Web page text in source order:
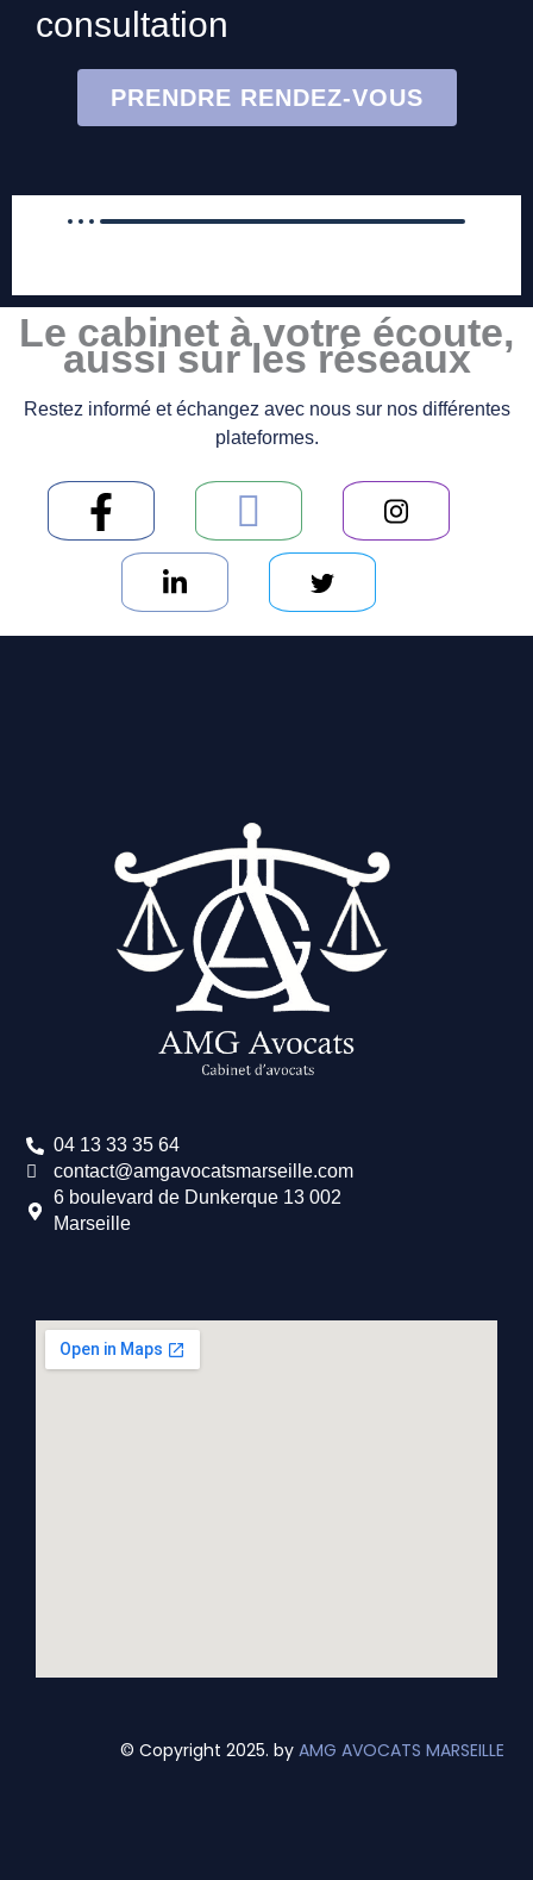
consultation
PRENDRE RENDEZ-VOUS
Le cabinet à votre écoute,
aussi sur les réseaux
Restez informé et échangez avec nous sur nos différentes
plateformes.
04 13 33 35 64
contact@amgavocatsmarseille.com
6 boulevard de Dunkerque 13 002
Marseille
© Copyright 2025. by AMG AVOCATS MARSEILLE